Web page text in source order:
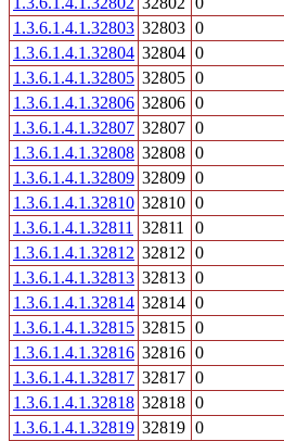
1.3.6.1.4.1.32803 32803 0
1.3.6.1.4.1.32804 32804 0
1.3.6.1.4.1.32805 32805 0
1.3.6.1.4.1.32806 32806 0
1.3.6.1.4.1.32807 32807 0
1.3.6.1.4.1.32808 32808 0
1.3.6.1.4.1.32809 32809 0
1.3.6.1.4.1.32810 32810 0
1.3.6.1.4.1.32811
32811 0
1.3.6.1.4.1.32812 32812 0
1.3.6.1.4.1.32813 32813 0
1.3.6.1.4.1.32814 32814 0
1.3.6.1.4.1.32815 32815 0
1.3.6.1.4.1.32816 32816 0
1.3.6.1.4.1.32817 32817 0
1.3.6.1.4.1.32818 32818 0
1.3.6.1.4.1.32819 32819 0